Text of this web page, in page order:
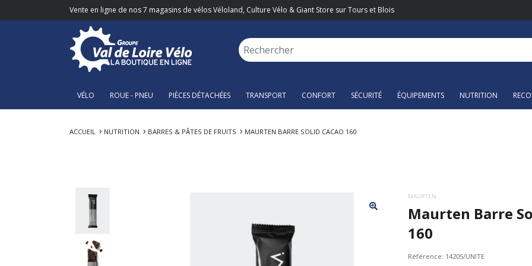
Vente en ligne de nos 7 magasins de vélos Véloland, Culture Vélo & Giant Store sur Tours et Blois
VÉLO ROUE - PNEU PIÈCES DÉTACHÉES TRANSPORT CONFORT SÉCURITÉ ÉQUIPEMENTS NUTRITION
ACCUEIL NUTRITION BARRES & PÂTES DE FRUITS MAURTEN BARRE SOLID CACAO 160
MAURTEN
Maurten Barre
160
Référence: 14205/UNITE